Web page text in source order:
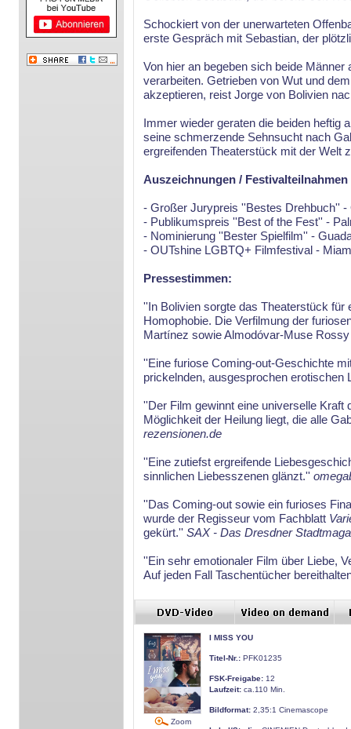
Schockiert von der unerwarteten
erste Gespräch mit Sebastian, der
Von hier an begeben sich beide
verarbeiten. Getrieben von Wut und
akzeptieren, reist Jorge von Bolivien
Immer wieder geraten die beiden heftig
seine schmerzende Sehnsucht nach
ergreifenden Theaterstück mit der Welt
Auszeichnungen /
- Großer Jurypreis ''Bestes Drehbuch''
- Publikumspreis ''Best of the Fest'' -
- Nominierung ''Bester Spielfilm'' -
- OUTshine LGBTQ+ Filmfestival -
Pressestimmen:
''In Bolivien sorgte das Theaterstück für
Homophobie. Die Verfilmung der
Martínez sowie Almodóvar-Muse
''Eine furiose Coming-out-Geschichte
prickelnden, ausgesprochen erotischen
''Der Film gewinnt eine universelle
Möglichkeit der Heilung liegt, die alle
rezensionen.de
''Eine zutiefst ergreifende
sinnlichen Liebesszenen glänzt.''
''Das Coming-out sowie ein furioses
wurde der Regisseur vom Fachblatt
gekürt.'' SAX - Das Dresdner
''Ein sehr emotionaler Film über Liebe,
Auf jeden Fall Taschentücher
Zoom
I MISS YOU
Titel-Nr.: PFK01235
FSK-Freigabe: 12
Laufzeit: ca.110 Min.
Bildformat: 2,35:1 Cinemascope